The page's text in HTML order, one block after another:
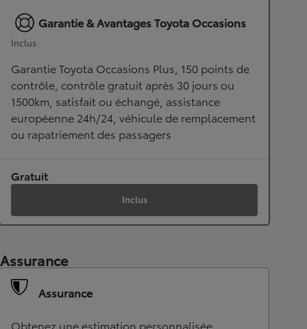
Garantie & Avantages Toyota Occasions
Inclus
Garantie Toyota Occasions Plus, 150 points de
contrôle, contrôle gratuit après 30 jours ou
1500km, satisfait ou échangé, assistance
européenne 24h/24, véhicule de remplacement
ou rapatriement des passagers
Gratuit
Inclus
Assurance
Assurance
Obtenez une estimation personnalisée